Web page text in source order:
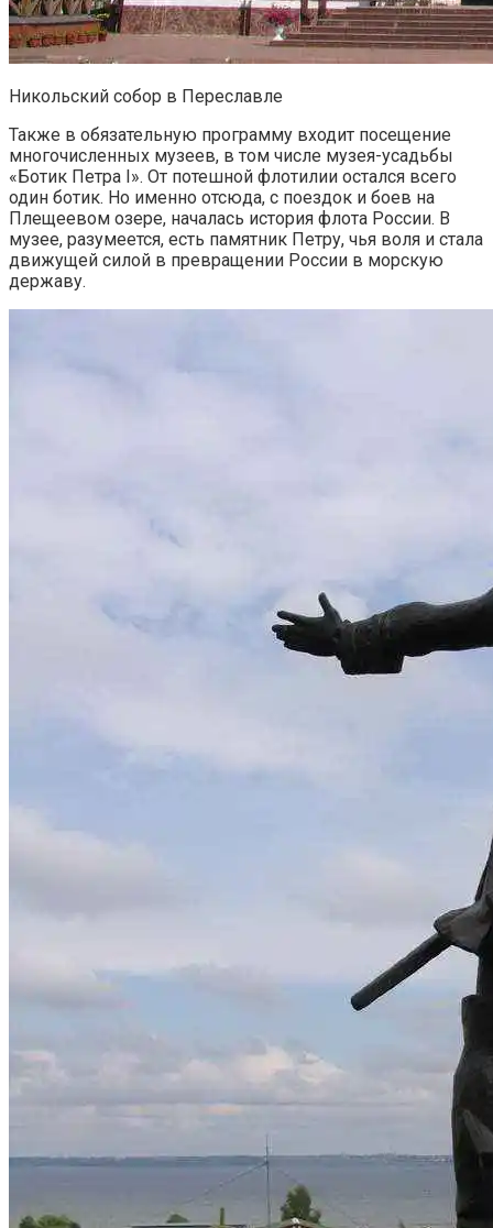
Никольский собор в Переславле
Также в обязательную программу входит посещение
многочисленных музеев, в том числе музея-усадьбы
«Ботик Петра I». От потешной флотилии остался всего
один ботик. Но именно отсюда, с поездок и боев на
Плещеевом озере, началась история флота России. В
музее, разумеется, есть памятник Петру, чья воля и стала
движущей силой в превращении России в морскую
державу.